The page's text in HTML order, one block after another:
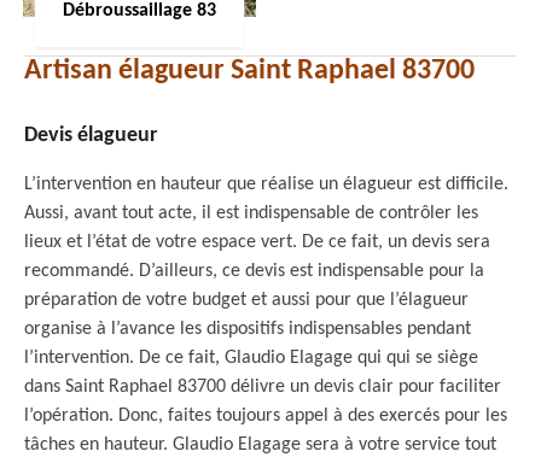
Débroussaillage 83
Artisan élagueur Saint Raphael 83700
Devis élagueur
L’intervention en hauteur que réalise un élagueur est difficile.
Aussi, avant tout acte, il est indispensable de contrôler les
lieux et l’état de votre espace vert. De ce fait, un devis sera
recommandé. D’ailleurs, ce devis est indispensable pour la
préparation de votre budget et aussi pour que l’élagueur
organise à l’avance les dispositifs indispensables pendant
l’intervention. De ce fait, Glaudio Elagage qui qui se siège
dans Saint Raphael 83700 délivre un devis clair pour faciliter
l’opération. Donc, faites toujours appel à des exercés pour les
tâches en hauteur. Glaudio Elagage sera à votre service tout